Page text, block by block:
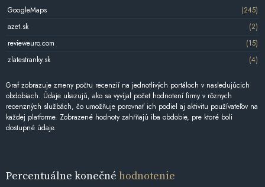
GoogleMaps
(245)
azet.sk
(2)
revieweuro.com
(15)
zlatestranky.sk
(4)
Graf zobrazuje zmeny počtu recenzií na jednotlivých portáloch v nasledujúcich
obdobiach. Údaje ukazujú, ako sa vyvíjal počet hodnotení firmy v rôznych
recenzných službách, čo umožňuje porovnať ich podiel aj aktivitu používateľov na
každej platforme. Zobrazené hodnoty zahŕňajú iba obdobie, pre ktoré boli
dostupné údaje.
Percentuálne konečné hodnotenie